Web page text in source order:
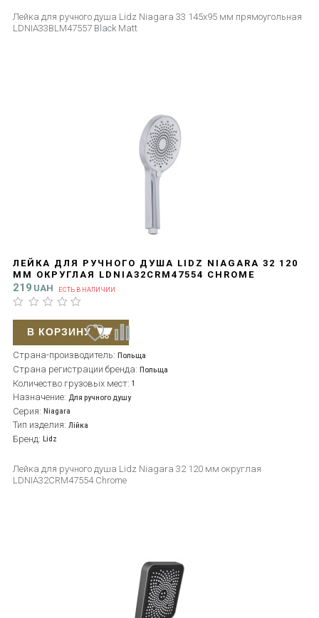
Лейка для ручного душа Lidz Niagara 33 145x95 мм прямоугольная
LDNIA33BLM47557 Black Matt
ЛЕЙКА ДЛЯ РУЧНОГО ДУША LIDZ NIAGARA 32 120
ММ ОКРУГЛАЯ LDNIA32CRM47554 CHROME
219 UAH ЕСТЬ В НАЛИЧИИ
Страна-производитель: Польща
Страна регистрации бренда: Польща
Количество грузовых мест: 1
Назначение: Для ручного душу
Серия: Niagara
Тип изделия: Лійка
Бренд: Lidz
Лейка для ручного душа Lidz Niagara 32 120 мм округлая
LDNIA32CRM47554 Chrome
В КОРЗИНУ